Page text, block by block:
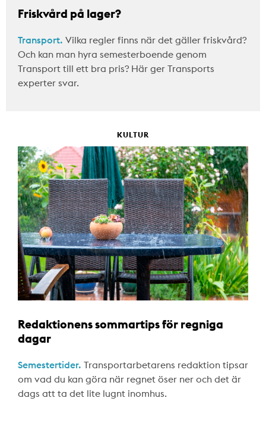
Friskvård på lager?
Transport. Vilka regler finns när det gäller friskvård?
Och kan man hyra semesterboende genom
Transport till ett bra pris? Här ger Transports
experter svar.
KULTUR
Redaktionens sommartips för regniga
dagar
Semestertider. Transportarbetarens redaktion tipsar
om vad du kan göra när regnet öser ner och det är
dags att ta det lite lugnt inomhus.